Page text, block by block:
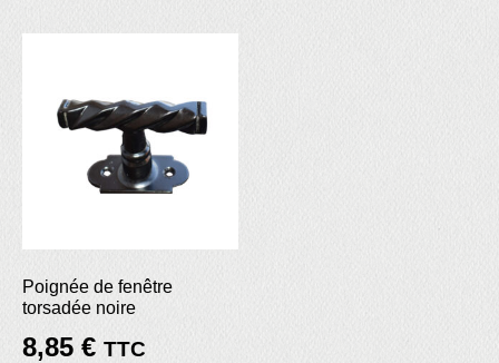
Poignée de fenêtre
torsadée noire
8,85 € TTC